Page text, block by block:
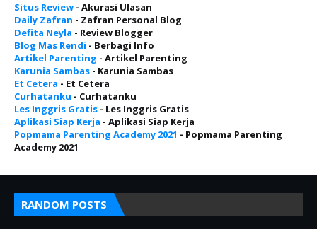
Situs Review - Akurasi Ulasan
Daily Zafran - Zafran Personal Blog
Defita Neyla - Review Blogger
Blog Mas Rendi - Berbagi Info
Artikel Parenting - Artikel Parenting
Karunia Sambas - Karunia Sambas
Et Cetera - Et Cetera
Curhatanku - Curhatanku
Les Inggris Gratis - Les Inggris Gratis
Aplikasi Siap Kerja - Aplikasi Siap Kerja
Popmama Parenting Academy 2021 - Popmama Parenting
Academy 2021
RANDOM POSTS